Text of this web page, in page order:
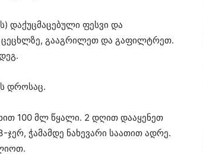
დაქუცმაცებული ფესვი და
ცეცხლზე, გააგრილეთ და გაფილტრეთ.
დროსაც.
100 მლ წყალი. 2 დღით დააყენეთ
ჭამამდე ნახევარი საათით ადრე.